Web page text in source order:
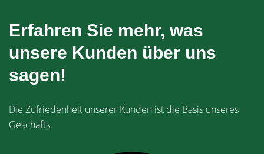
Erfahren Sie mehr, was
unsere Kunden über uns
sagen!
Die Zufriedenheit unserer Kunden ist die Basis unseres
Geschäfts.